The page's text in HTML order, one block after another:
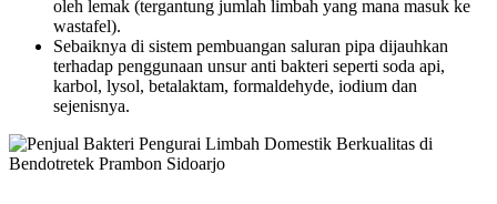
oleh lemak (tergantung jumlah limbah yang mana masuk ke
wastafel).
Sebaiknya di sistem pembuangan saluran pipa dijauhkan
terhadap penggunaan unsur anti bakteri seperti soda api,
karbol, lysol, betalaktam, formaldehyde, iodium dan
sejenisnya.